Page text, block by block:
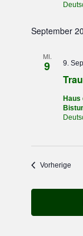
September
MI.
9 9.
Vorherige